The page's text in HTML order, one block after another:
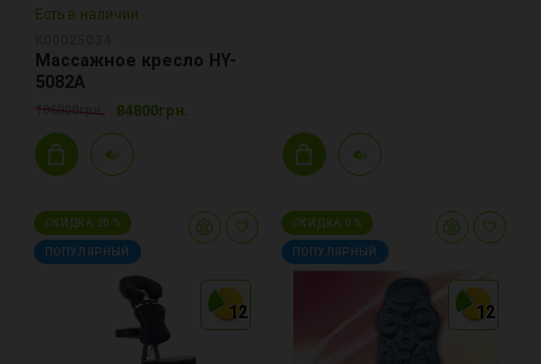
Есть в наличии
Массажное кресло HY-
5082A
106000грн. 84800грн.
12
12
12
СКИДКА 20 %
ПОПУЛЯРНЫЙ
12
12
12
СКИДКА 0 %
ПОПУЛЯРНЫЙ